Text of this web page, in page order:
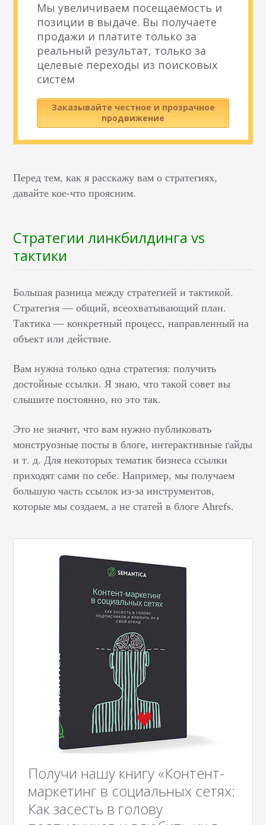
Мы увеличиваем посещаемость и
позиции в выдаче. Вы получаете
продажи и платите только за
реальный результат, только за
целевые переходы из поисковых
систем
Заказывайте честное и прозрачное
продвижение
Перед тем, как я расскажу вам о стратегиях,
давайте кое-что проясним.
Стратегии линкбилдинга vs
тактики
Большая разница между стратегией и тактикой.
Стратегия — общий, всеохватывающий план.
Тактика — конкретный процесс, направленный на
объект или действие.
Вам нужна только одна стратегия: получить
достойные ссылки. Я знаю, что такой совет вы
слышите постоянно, но это так.
Это не значит, что вам нужно публиковать
монструозные посты в блоге, интерактивные гайды
и т. д. Для некоторых тематик бизнеса ссылки
приходят сами по себе. Например, мы получаем
большую часть ссылок из-за инструментов,
которые мы создаем, а не статей в блоге Ahrefs.
Получи нашу книгу «Контент-
маркетинг в социальных сетях:
Как засесть в голову